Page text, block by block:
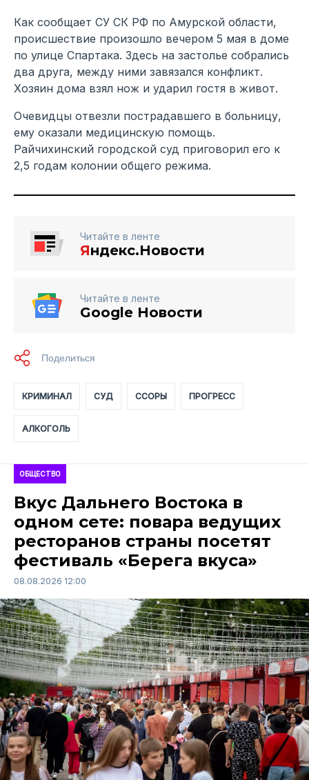
Как сообщает СУ СК РФ по Амурской области,
происшествие произошло вечером 5 мая в доме
по улице Спартака. Здесь на застолье собрались
два друга, между ними завязался конфликт.
Хозяин дома взял нож и ударил гостя в живот.
Очевидцы отвезли пострадавшего в больницу,
ему оказали медицинскую помощь.
Райчихинский городской суд приговорил его к
2,5 годам колонии общего режима.
Читайте в ленте
Яндекс.Новости
Читайте в ленте
Google Новости
КРИМИНАЛ СУД ССОРЫ ПРОГРЕСС
АЛКОГОЛЬ
ОБЩЕСТВО
Вкус Дальнего Востока в
одном сете: повара ведущих
ресторанов страны посетят
фестиваль «Берега вкуса»
08.08.2026 12:00